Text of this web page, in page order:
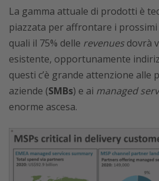
La gamma attuale di prodotti è
piazzata per affrontare i
quali il 75% delle revenues dovrà
esistente, opportunamente
questi c’è grande attenzione alle
aziende (SMBs) e ai managed
enorme ascesa.